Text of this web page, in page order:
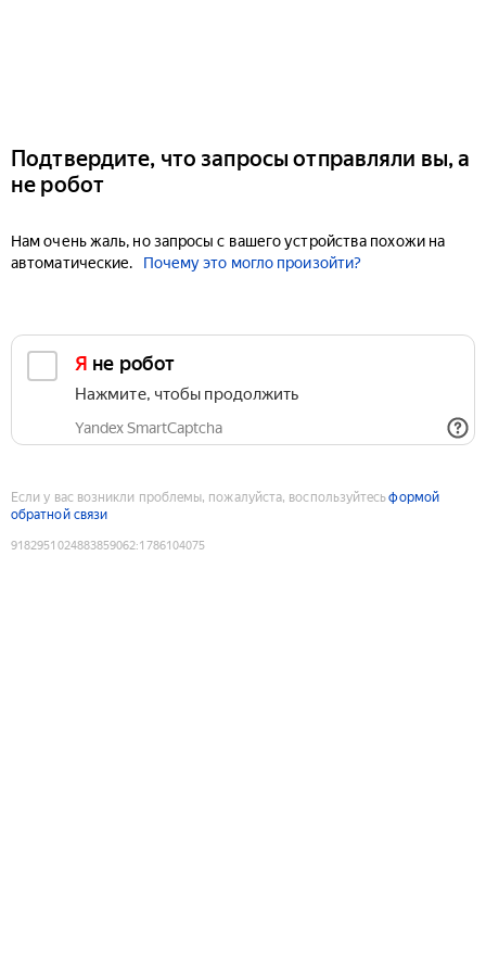
Подтвердите, что запросы отправляли вы, а
не робот
Нам очень жаль, но запросы с вашего устройства похожи на
автоматические.
Почему это могло произойти?
Я не робот
Нажмите, чтобы продолжить
Yandex SmartCaptcha
Если у вас возникли проблемы, пожалуйста, воспользуйтесьформой
обратной связи
9182951024883859062:1786104075